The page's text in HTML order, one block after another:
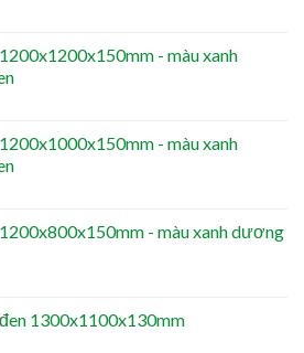
- màu xanh
- màu xanh
- màu xanh dương
1300x1100x130mm